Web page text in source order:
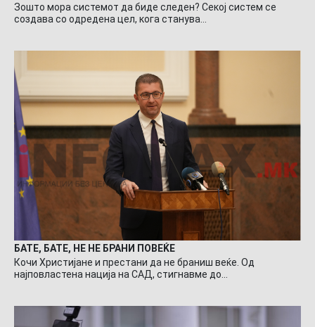
Зошто мора системот да биде следен? Секој систем се
создава со одредена цел, кога станува…
БАТЕ, БАТЕ, НЕ НЕ БРАНИ ПОВЕЌЕ
Кочи Христијане и престани да не браниш веќе. Од
најповластена нација на САД, стигнавме до…